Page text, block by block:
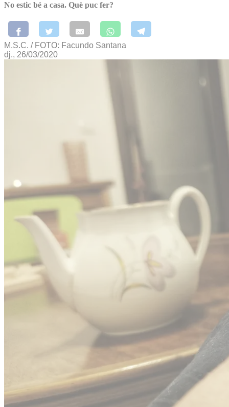
No estic bé a casa. Què puc fer?
M.S.C. / FOTO: Facundo Santana
dj., 26/03/2020